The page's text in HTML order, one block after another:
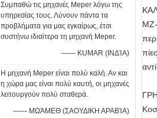
Συμπαθώ τις μηχανές Meper λόγω της
υπηρεσίας τους. Λύνουν πάντα τα
προβλήματα για μας εγκαίρως, έτσι
συστήνω ιδιαίτερα τη μηχανή Meper.
—— KUMAR (ΙΝΔΊΑ)
Η μηχανή Meper είναι πολύ καλή. Αν και
η χώρα μας είναι πολύ καυτή, οι μηχανές
λειτουργούν πολύ σταθερά.
—— ΜΩΆΜΕΘ (ΣΑΟΥΔΙΚΗ ΑΡΑΒΊΑ)